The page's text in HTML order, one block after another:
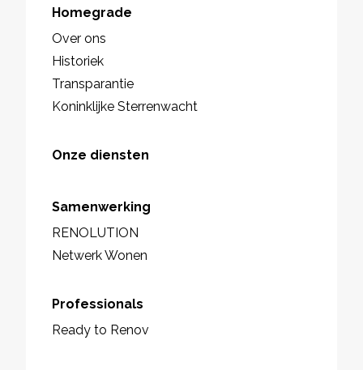
Homegrade
Over ons
Historiek
Transparantie
Koninklijke Sterrenwacht
Onze diensten
Samenwerking
RENOLUTION
Netwerk Wonen
Professionals
Ready to Renov